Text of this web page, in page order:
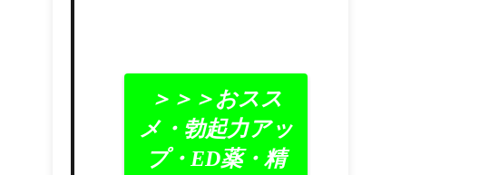
＞＞＞おスス
メ・勃起力アッ
プ・ED薬・精